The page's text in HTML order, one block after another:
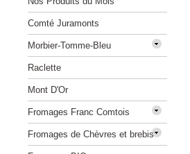
Comté Juramonts
Morbier-Tomme-Bleu
Raclette
Mont D'Or
Fromages Franc Comtois
Fromages de Chèvres et brebis